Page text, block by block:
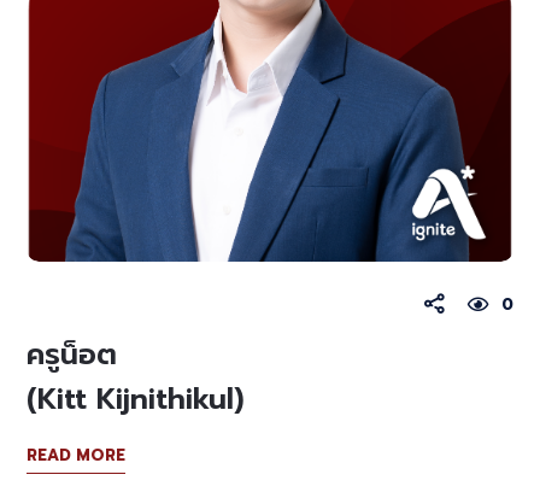
0
ครูน็อต
(Kitt Kijnithikul)
READ MORE